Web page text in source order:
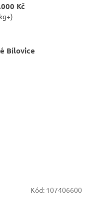
Kč
Bílovice
Kód: 107406600